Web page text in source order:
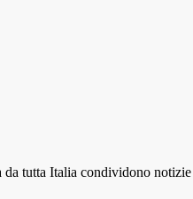
tutta Italia condividono